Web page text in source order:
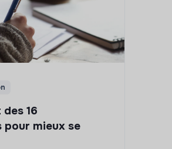
16
mieux se